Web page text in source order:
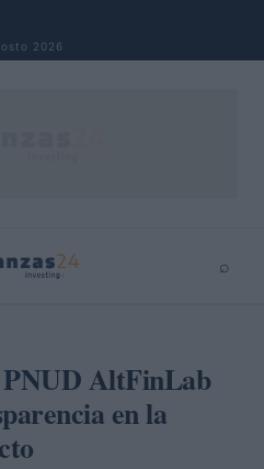
2026
⌕
AltFinLab
en la